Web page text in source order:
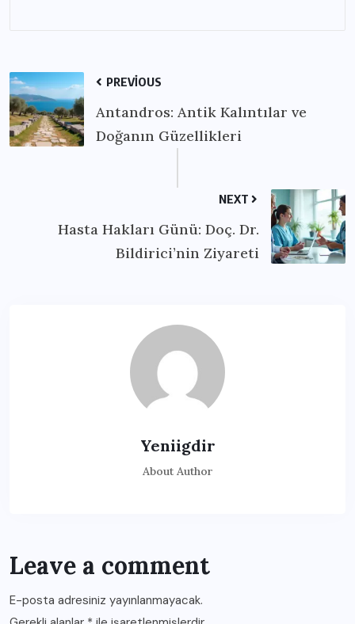
PREVIOUS
Antandros: Antik Kalıntılar ve
Doğanın Güzellikleri
NEXT
Hasta Hakları Günü: Doç. Dr.
Bildirici’nin Ziyareti
Yeniigdir
About Author
Leave a comment
E-posta adresiniz yayınlanmayacak.